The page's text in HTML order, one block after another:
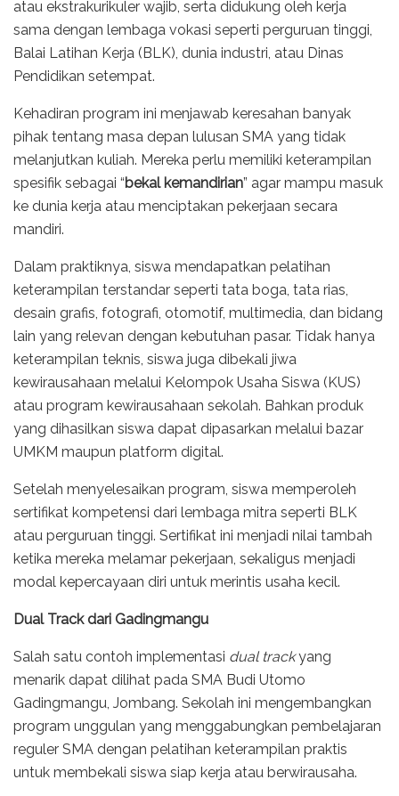
atau ekstrakurikuler wajib, serta didukung oleh kerja
sama dengan lembaga vokasi seperti perguruan tinggi,
Balai Latihan Kerja (BLK), dunia industri, atau Dinas
Pendidikan setempat.
Kehadiran program ini menjawab keresahan banyak
pihak tentang masa depan lulusan SMA yang tidak
melanjutkan kuliah. Mereka perlu memiliki keterampilan
spesifik sebagai “bekal kemandirian” agar mampu masuk
ke dunia kerja atau menciptakan pekerjaan secara
mandiri.
Dalam praktiknya, siswa mendapatkan pelatihan
keterampilan terstandar seperti tata boga, tata rias,
desain grafis, fotografi, otomotif, multimedia, dan bidang
lain yang relevan dengan kebutuhan pasar. Tidak hanya
keterampilan teknis, siswa juga dibekali jiwa
kewirausahaan melalui Kelompok Usaha Siswa (KUS)
atau program kewirausahaan sekolah. Bahkan produk
yang dihasilkan siswa dapat dipasarkan melalui bazar
UMKM maupun platform digital.
Setelah menyelesaikan program, siswa memperoleh
sertifikat kompetensi dari lembaga mitra seperti BLK
atau perguruan tinggi. Sertifikat ini menjadi nilai tambah
ketika mereka melamar pekerjaan, sekaligus menjadi
modal kepercayaan diri untuk merintis usaha kecil.
Dual Track dari Gadingmangu
Salah satu contoh implementasi dual trackyang
menarik dapat dilihat pada SMA Budi Utomo
Gadingmangu, Jombang. Sekolah ini mengembangkan
program unggulan yang menggabungkan pembelajaran
reguler SMA dengan pelatihan keterampilan praktis
untuk membekali siswa siap kerja atau berwirausaha.